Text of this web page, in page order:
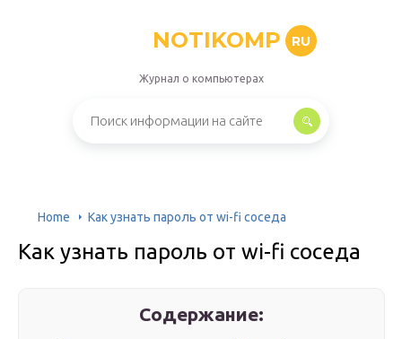
NOTIKOMP RU
Журнал о компьютерах
Home Как узнать пароль от wi-fi соседа
Как узнать пароль от wi-fi соседа
Содержание: